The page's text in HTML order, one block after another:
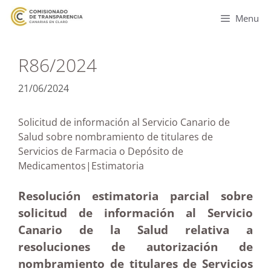
Menu
R86/2024
21/06/2024
Solicitud de información al Servicio Canario de
Salud sobre nombramiento de titulares de
Servicios de Farmacia o Depósito de
Medicamentos|Estimatoria
Resolución estimatoria parcial sobre
solicitud de información al Servicio
Canario de la Salud relativa a
resoluciones de autorización de
nombramiento de titulares de Servicios